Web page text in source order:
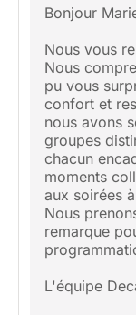
Bonjour
Nous vous
Nous
pu vous
confort et
nous avons
groupes
chacun
moments
aux soirées
Nous
remarque
L'équipe